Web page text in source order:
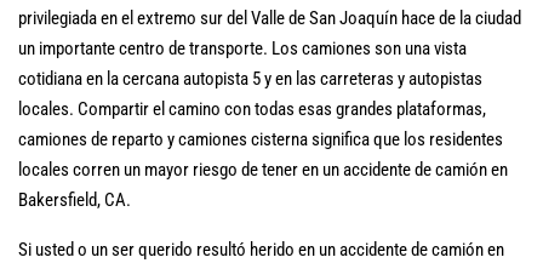
privilegiada en el extremo sur del Valle de San Joaquín hace de la ciudad
un importante centro de transporte. Los camiones son una vista
cotidiana en la cercana autopista 5 y en las carreteras y autopistas
locales. Compartir el camino con todas esas grandes plataformas,
camiones de reparto y camiones cisterna significa que los residentes
locales corren un mayor riesgo de tener en un accidente de camión en
Bakersfield, CA.
Si usted o un ser querido resultó herido en un accidente de camión en